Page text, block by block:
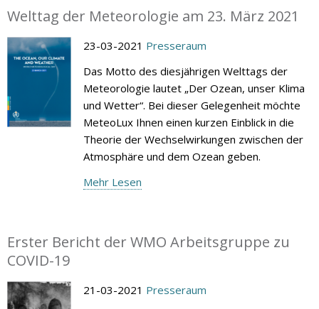
Welttag der Meteorologie am 23. März 2021
23-03-2021 Presseraum
Das Motto des diesjährigen Welttags der
Meteorologie lautet „Der Ozean, unser Klima
und Wetter“. Bei dieser Gelegenheit möchte
MeteoLux Ihnen einen kurzen Einblick in die
Theorie der Wechselwirkungen zwischen der
Atmosphäre und dem Ozean geben.
Mehr Lesen
Erster Bericht der WMO Arbeitsgruppe zu
COVID-19
21-03-2021 Presseraum